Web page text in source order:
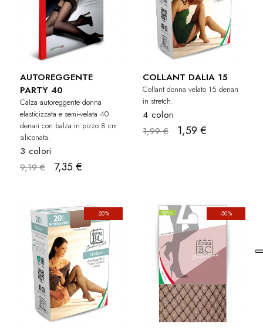
AUTOREGGENTE
PARTY 40
Calza autoreggente donna
elasticizzata e semi-velata 40
denari con balza in pizzo 8 cm
siliconata.
3 colori
9,19 €
7,35 €
COLLANT DALIA 15
Collant donna velato 15 denari
in stretch.
4 colori
1,99 €
1,59 €
-20% -50%